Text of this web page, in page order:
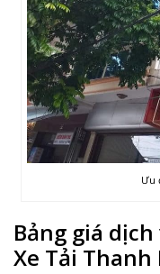
Ưu
Bảng giá
Xe Tải